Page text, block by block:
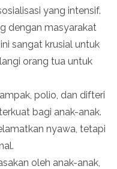
yang intensif.
dengan masyarakat
sangat krusial untuk
orang tua untuk
polio, dan difteri
bagi anak-anak.
nyawa, tetapi
oleh anak-anak,